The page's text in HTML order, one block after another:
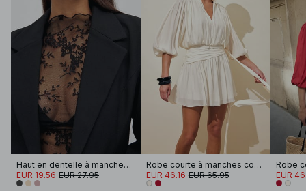
Haut en dentelle à manches longues
EUR 19.56 EUR 27.95
Robe courte à manches courtes et taille nouée
EUR 46.16 EUR 65.95 EUR